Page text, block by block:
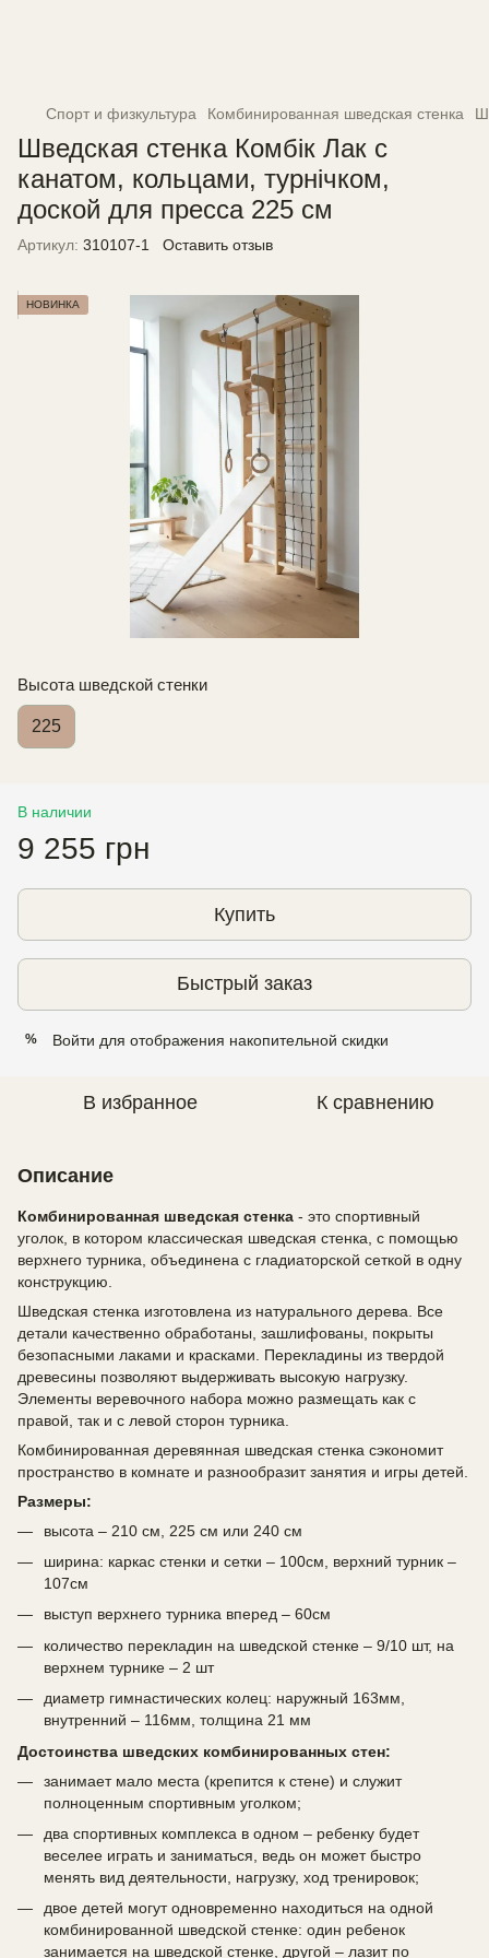
Спорт и физкультура Комбинированная шведская стенка
Шведская стенка Комбік Лак с
канатом, кольцами, турнічком,
доской для пресса 225 см
Артикул: 310107-1 Оставить отзыв
НОВИНКА
Высота шведской стенки
225
В наличии
9 255 грн
Купить
Быстрый заказ
% Войти для отображения накопительной скидки
В избранное К сравнению
Описание
Комбинированная шведская стенка - это спортивный
уголок, в котором классическая шведская стенка, с помощью
верхнего турника, объединена с гладиаторской сеткой в одну
конструкцию.
Шведская стенка изготовлена из натурального дерева. Все
детали качественно обработаны, зашлифованы, покрыты
безопасными лаками и красками. Перекладины из твердой
древесины позволяют выдерживать высокую нагрузку.
Элементы веревочного набора можно размещать как с
правой, так и с левой сторон турника.
Комбинированная деревянная шведская стенка сэкономит
пространство в комнате и разнообразит занятия и игры детей.
Размеры:
высота – 210 см, 225 см или 240 см
ширина: каркас стенки и сетки – 100см, верхний турник –
107см
выступ верхнего турника вперед – 60см
количество перекладин на шведской стенке – 9/10 шт, на
верхнем турнике – 2 шт
диаметр гимнастических колец: наружный 163мм,
внутренний – 116мм, толщина 21 мм
Достоинства шведских комбинированных стен:
занимает мало места (крепится к стене) и служит
полноценным спортивным уголком;
два спортивных комплекса в одном – ребенку будет
веселее играть и заниматься, ведь он может быстро
менять вид деятельности, нагрузку, ход тренировок;
двое детей могут одновременно находиться на одной
комбинированной шведской стенке: один ребенок
занимается на шведской стенке, другой – лазит по